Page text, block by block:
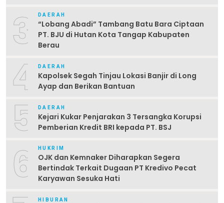
3 DAERAH
“Lobang Abadi” Tambang Batu Bara Ciptaan
PT. BJU di Hutan Kota Tangap Kabupaten
Berau
4 DAERAH
Kapolsek Segah Tinjau Lokasi Banjir di Long
Ayap dan Berikan Bantuan
5 DAERAH
Kejari Kukar Penjarakan 3 Tersangka Korupsi
Pemberian Kredit BRI kepada PT. BSJ
6 HUKRIM
OJK dan Kemnaker Diharapkan Segera
Bertindak Terkait Dugaan PT Kredivo Pecat
Karyawan Sesuka Hati
HIBURAN